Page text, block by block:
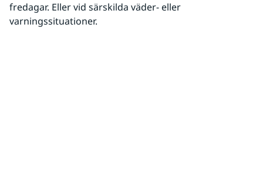
fredagar. Eller vid särskilda väder- eller
varningssituationer.